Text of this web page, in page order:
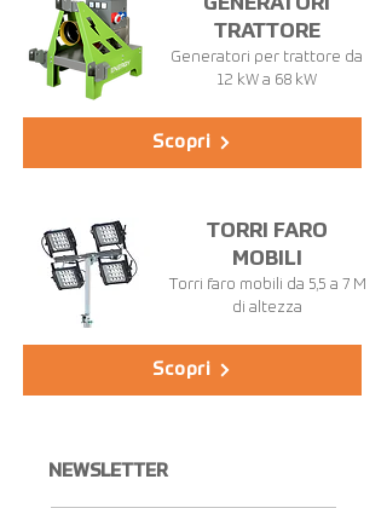
TRATTORE
Generatori per trattore da
12 kW a 68 kW
Scopri
TORRI FARO
MOBILI
Torri faro mobili da 5,5 a 7 M
di altezza
Scopri
NEWSLETTER